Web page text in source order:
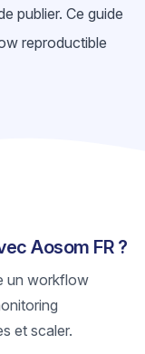
publier. Ce guide
reproductible
Aosom FR ?
un workflow
et scaler.